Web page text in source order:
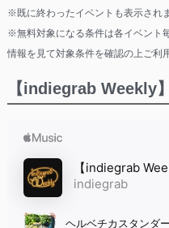
※既に終わったイベントも表示されま
※無料対象になる条件は各イベント
情報を見て対象条件を確認の上ご利
【indiegrab Weekly】